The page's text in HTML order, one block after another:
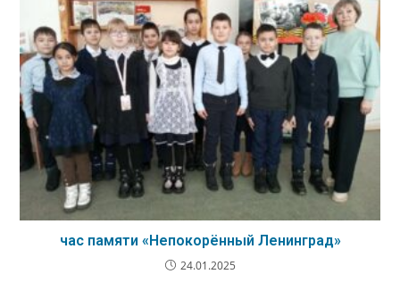
час памяти «Непокорённый Ленинград»
24.01.2025